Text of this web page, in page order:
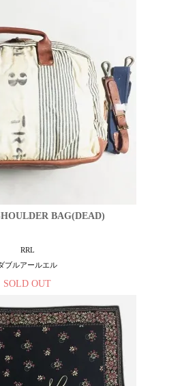
BAG(DEAD)
RRL
ブルアールエル
SOLD OUT